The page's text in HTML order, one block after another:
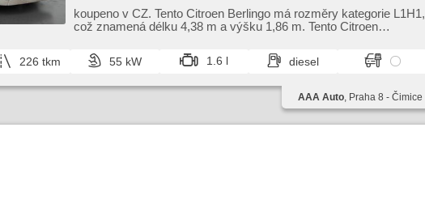
koupeno v CZ. Tento Citroen Berlingo má rozměry kategorie L1H1,​
což znamená délku 4,​38 m a výšku 1,​86 m. Tento Citroen
226 tkm 55 kW 1.6 l diesel
AAA Auto, Praha 8 - Čimice